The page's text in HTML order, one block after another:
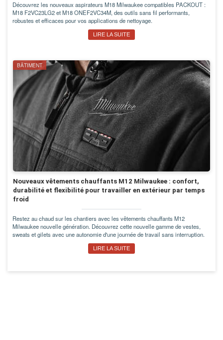
Découvrez les nouveaux aspirateurs M18 Milwaukee compatibles PACKOUT :
M18 F2VC23LG2 et M18 ONEF2VC34M, des outils sans fil performants,
robustes et efficaces pour vos applications de nettoyage.
LIRE LA SUITE
BÂTIMENT
Nouveaux vêtements chauffants M12 Milwaukee : confort,
durabilité et flexibilité pour travailler en extérieur par temps
froid
Restez au chaud sur les chantiers avec les vêtements chauffants M12
Milwaukee nouvelle génération. Découvrez cette nouvelle gamme de vestes,
sweats et gilets avec une autonomie d'une journée de travail sans interruption.
LIRE LA SUITE